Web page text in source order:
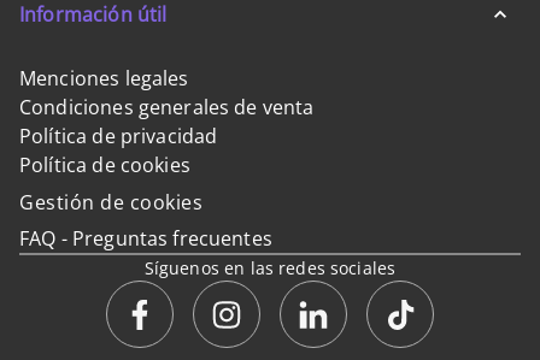
Información útil
Menciones legales
Condiciones generales de venta
Política de privacidad
Política de cookies
Gestión de cookies
FAQ - Preguntas frecuentes
Síguenos en las redes sociales